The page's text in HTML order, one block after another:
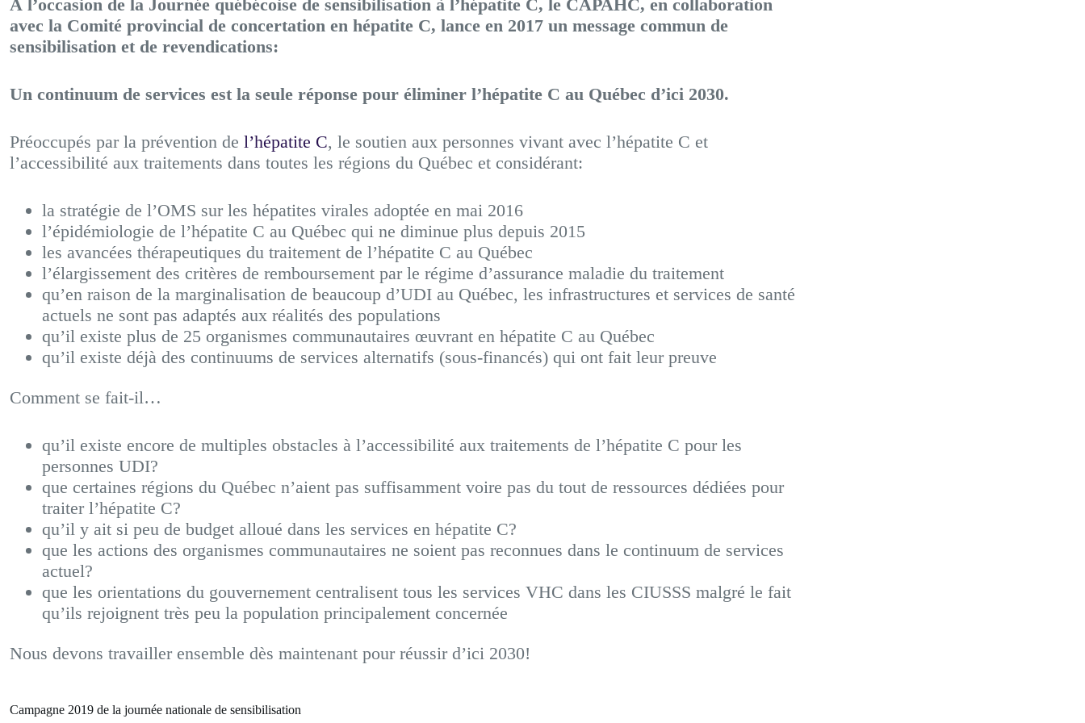
À l’occasion de la Journée québécoise de sensibilisation à l’hépatite C, le CAPAHC, en collaboration
avec la Comité provincial de concertation en hépatite C, lance en 2017 un message commun de
sensibilisation et de revendications:
Un continuum de services est la seule réponse pour éliminer l’hépatite C au Québec d’ici 2030.
Préoccupés par la prévention de l’hépatite C, le soutien aux personnes vivant avec l’hépatite C et
l’accessibilité aux traitements dans toutes les régions du Québec et considérant:
la stratégie de l’OMS sur les hépatites virales adoptée en mai 2016
l’épidémiologie de l’hépatite C au Québec qui ne diminue plus depuis 2015
les avancées thérapeutiques du traitement de l’hépatite C au Québec
l’élargissement des critères de remboursement par le régime d’assurance maladie du traitement
qu’en raison de la marginalisation de beaucoup d’UDI au Québec, les infrastructures et services de santé
actuels ne sont pas adaptés aux réalités des populations
qu’il existe plus de 25 organismes communautaires œuvrant en hépatite C au Québec
qu’il existe déjà des continuums de services alternatifs (sous-financés) qui ont fait leur preuve
Comment se fait-il…
qu’il existe encore de multiples obstacles à l’accessibilité aux traitements de l’hépatite C pour les
personnes UDI?
que certaines régions du Québec n’aient pas suffisamment voire pas du tout de ressources dédiées pour
traiter l’hépatite C?
qu’il y ait si peu de budget alloué dans les services en hépatite C?
que les actions des organismes communautaires ne soient pas reconnues dans le continuum de services
actuel?
que les orientations du gouvernement centralisent tous les services VHC dans les CIUSSS malgré le fait
qu’ils rejoignent très peu la population principalement concernée
Nous devons travailler ensemble dès maintenant pour réussir d’ici 2030!
Campagne 2019 de la journée nationale de sensibilisation